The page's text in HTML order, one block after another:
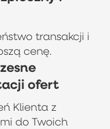
transakcji i
cenę.
ofert
Klienta z
do Twoich